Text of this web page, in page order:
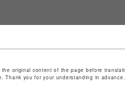
original content of the page before
Thank you for your understanding in advance.